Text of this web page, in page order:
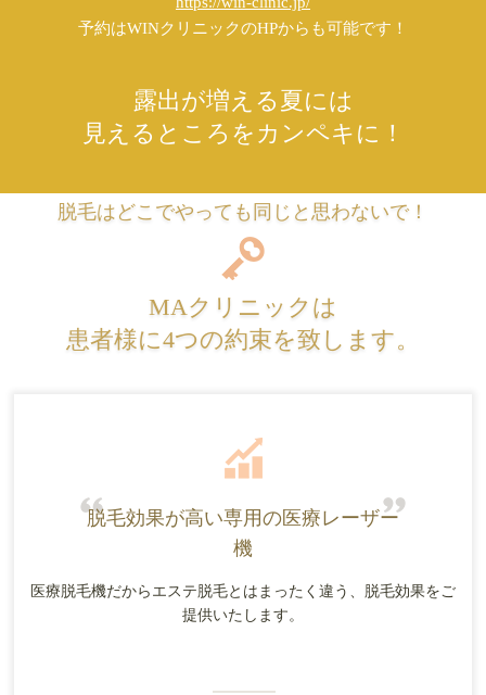
予約はWINクリニックのHPからも可能です！
露出が増える夏には
見えるところをカンペキに！
脱毛はどこでやっても同じと思わないで！
MAクリニックは
患者様に4つの約束を致します。
脱毛効果が高い専用の医療レーザー
機
医療脱毛機だからエステ脱毛とはまったく違う、脱毛効果をご
提供いたします。